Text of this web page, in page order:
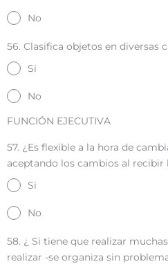
No
56. Clasifica objetos en diversas
Si
No
FUNCIÓN EJECUTIVA
57. ¿Es flexible a la hora de
aceptando los cambios al recibir
Si
No
58. ¿ Si tiene que realizar
realizar -se organiza sin